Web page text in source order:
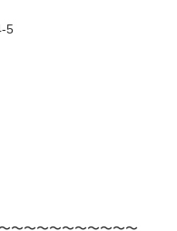
5
〜〜〜〜〜〜〜〜〜〜